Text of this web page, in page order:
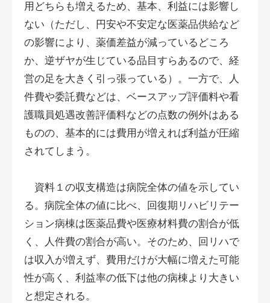
用どちらも増えるため、基本、利益には影響し
ない（ただし、円安や不安定な医薬品供給など
の影響により、薬価差益が減っているどころ
か、逆ザヤが生じている品目すらあるので、経
営の足を大きく引っ張っている）。一方で、人
件費や委託費などは、ベースアップ評価料や看
護職員処遇改善評価料などの点数の例外はある
ものの、基本的には費用が増えれば利益が圧縮
されてしまう。
資料１の収支構造は病院全体の値を示してい
る。病院全体の値に比べ、回復期リハビリテー
ション病棟は医薬品費や医療材料費の割合が低
く、人件費の割合が高い。そのため、回リハで
は収入が増えず、費用だけが大幅に増えた可能
性が高く、利益率の低下は他の病棟より大きい
と想定される。